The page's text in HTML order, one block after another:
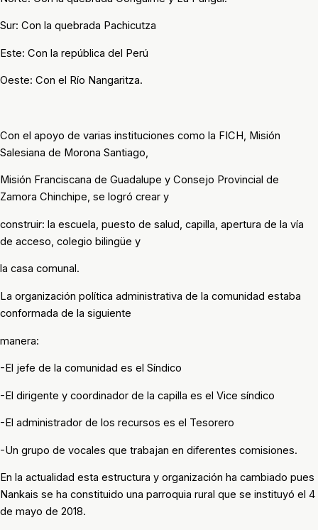
Sur: Con la quebrada Pachicutza
Este: Con la república del Perú
Oeste: Con el Río Nangaritza.
Con el apoyo de varias instituciones como la FICH, Misión
Salesiana de Morona Santiago,
Misión Franciscana de Guadalupe y Consejo Provincial de
Zamora Chinchipe, se logró crear y
construir: la escuela, puesto de salud, capilla, apertura de la vía
de acceso, colegio bilingüe y
la casa comunal.
La organización política administrativa de la comunidad estaba
conformada de la siguiente
manera:
-El jefe de la comunidad es el Síndico
-El dirigente y coordinador de la capilla es el Vice síndico
-El administrador de los recursos es el Tesorero
-Un grupo de vocales que trabajan en diferentes comisiones.
En la actualidad esta estructura y organización ha cambiado pues
Nankais se ha constituido una parroquia rural que se instituyó el 4
de mayo de 2018.